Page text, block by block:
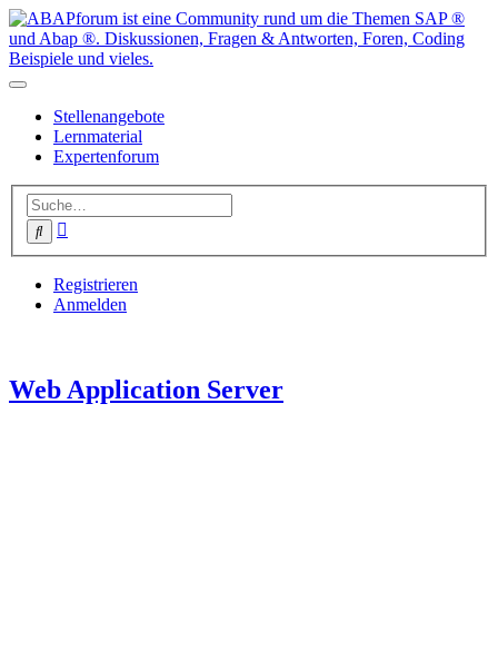
Stellenangebote
Lernmaterial
Expertenforum
Suche
Registrieren
Anmelden
Web Application Server